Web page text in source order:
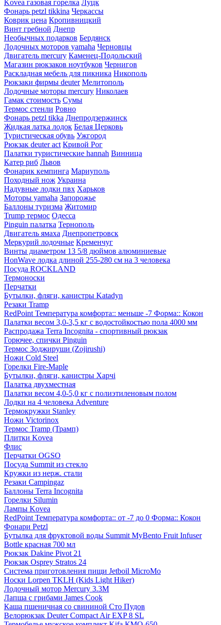
Kovea газовая горелка Луцк
Фонарь petzl tikkina Черкассы
Коврик цена Кропивницкий
Винт гребной Днепр
Необычных подарков Бердянск
Лодочных моторов yamaha Черновцы
Двигатель mercury Каменец-Подольский
Магазин рюкзаков ноутбуков Чернигов
Раскладная мебель для пикника Никополь
Рюкзаки фирмы deuter Мелитополь
Лодочные моторы mercury Николаев
Гамак стоимость Сумы
Термос стенли Ровно
Фонарь petzl tikka Днепродзержинск
Жидкая латка лодок Белая Церковь
Туристическая обувь Ужгород
Рюкзак deuter act Кривой Рог
Палатки туристические hannah Винница
Катер риб Львов
Фонарик кемпинга Мариуполь
Походный нож Украина
Надувные лодки пвх Харьков
Моторы yamaha Запорожье
Баллоны туризма Житомир
Trump термос Одесса
Pinguin палатка Тернополь
Двигатель ямаха Днепропетровск
Меркурий лодочные Кременчуг
Винты диаметром 13 5/8 дюймов алюминиевые
HonWave лодка длиной 255-280 см на 3 человека
Посуда ROCKLAND
Термоноски
Перчатки
Бутылки, фляги, канистры Katadyn
Резаки Tramp
RedPoint Температура комфорта:: меньше -7 Форма:: Кокон
Палатки весом 3,0-3,5 кг с водостойкостью пола 4000 мм
Распродажа Terra Incognita - спортивный рюкзак
Горючее, спички Pinguin
Термос Зоджируши (Zojirushi)
Ножи Cold Steel
Горелки Fire-Maple
Бутылки, фляги, канистры Харчі
Палатка двухместная
Палатки весом 4,0-5,0 кг с полиэтиленовым полом
Лодки на 4 человека Adventure
Термокружки Stanley
Ножи Victorinox
Термос Tramp (Трамп)
Плитки Kovea
Флис
Перчатки OGSO
Посуда Summit из стекло
Кружки из нерж. стали
Резаки Campingaz
Баллоны Terra Incognita
Горелки Silumin
Лампы Kovea
RedPoint Температура комфорта:: от -7 до 0 Форма:: Кокон
Фонари Petzl
Бутылка для фруктовой воды Summit MyBento Fruit Infuser
Bottle красная 700 мл
Рюкзак Dakine Pivot 21
Рюкзак Osprey Stratos 24
Система приготовления пищи Jetboil MicroMo
Носки Lorpen TKLH (Kids Light Hiker)
Лодочный мотор Mercury 3.3M
Лапша с грибами James Cook
Каша пшеничная со свининой Сто Пудов
Велорюкзак Deuter Compact Air EXP 8 SL